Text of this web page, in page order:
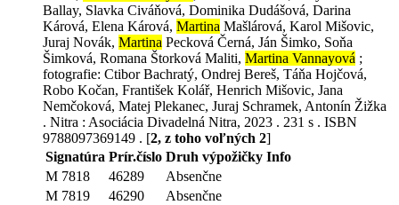
Ballay, Slavka Civáňová, Dominika Dudášová, Darina
Kárová, Elena Kárová, Martina Mašlárová, Karol Mišovic,
Juraj Novák, Martina Pecková Černá, Ján Šimko, Soňa
Šimková, Romana Štorková Maliti, Martina Vannayová ;
fotografie: Ctibor Bachratý, Ondrej Bereš, Táňa Hojčová,
Robo Kočan, František Kolář, Henrich Mišovic, Jana
Nemčoková, Matej Plekanec, Juraj Schramek, Antonín Žižka
. Nitra : Asociácia Divadelná Nitra, 2023 . 231 s . ISBN
9788097369149 . [2, z toho voľných 2]
Signatúra Prír.číslo Druh výpožičky Info
M 7818
46289
Absenčne
M 7819
46290
Absenčne